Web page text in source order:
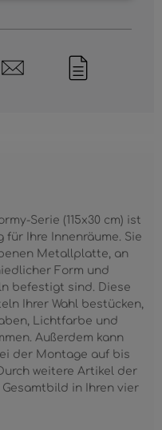
Serie (115x30 cm) ist
für Ihre Innenräume. Sie
Metallplatte, an
Form und
befestigt sind. Diese
Ihrer Wahl bestücken,
Lichtfarbe und
Außerdem kann
der Montage auf bis
weitere Artikel der
in Ihren vier